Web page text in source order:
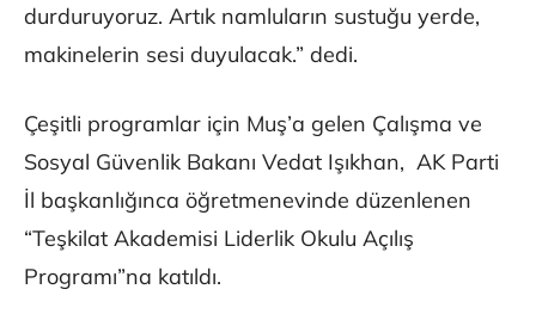
durduruyoruz. Artık namluların sustuğu yerde,
makinelerin sesi duyulacak.” dedi.
Çeşitli programlar için Muş’a gelen Çalışma ve
Sosyal Güvenlik Bakanı Vedat Işıkhan, AK Parti
İl başkanlığınca öğretmenevinde düzenlenen
“Teşkilat Akademisi Liderlik Okulu Açılış
Programı”na katıldı.